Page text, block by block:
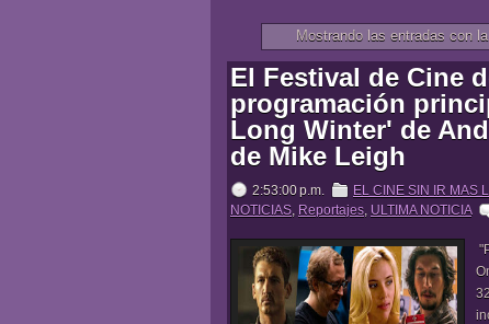
Mostrando las entradas con
El Festival de Cine
programación
Long Winter' de
de Mike Leigh
2:53:00 p.m. EL CINE SIN IR MAS
NOTICIAS, Reportajes, ULTIMA NOTICIA